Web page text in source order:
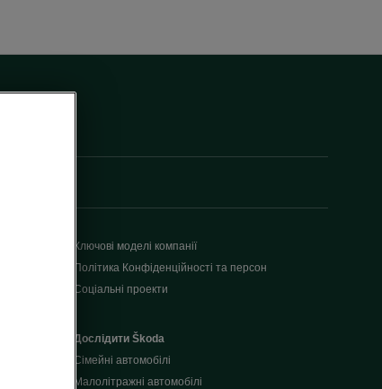
Ключові моделі компанії
Політика Конфіденційності та персон
Соціальні проекти
Дослідити Škoda
Сімейні автомобілі
Малолітражні автомобілі